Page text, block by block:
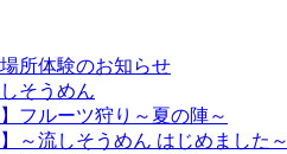
所体験のお知らせ
そうめん
フルーツ狩り～夏の陣～
～流しそうめん はじめました～